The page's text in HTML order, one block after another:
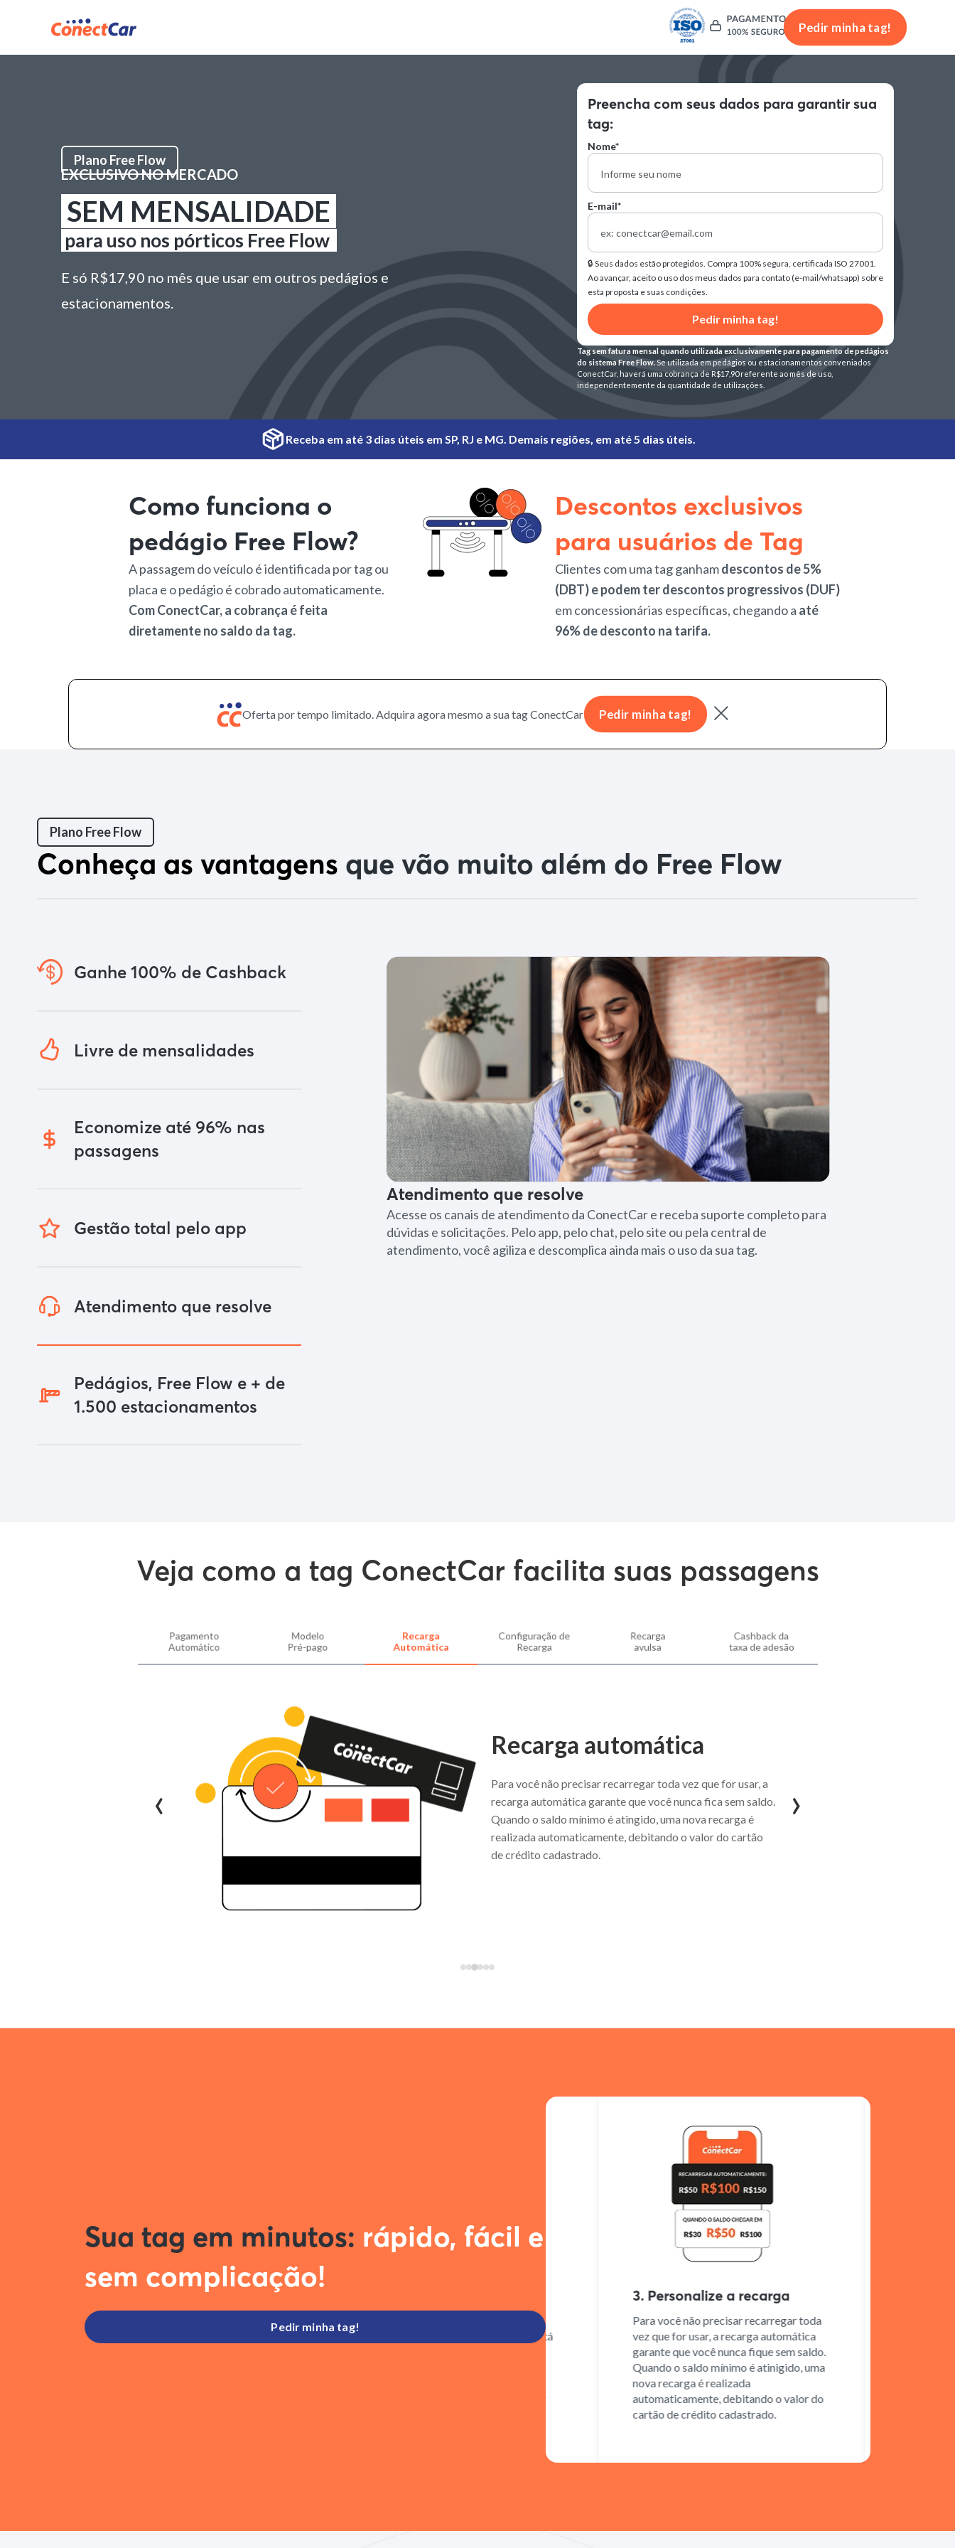
Pedir minha tag!
Plano Free Flow
EXCLUSIVO NO MERCADO
SEM MENSALIDADE
para uso nos pórticos Free Flow
E só R$17,90 no mês que usar em outros pedágios e
estacionamentos.
Preencha com seus dados para garantir sua
tag:
Nome*
E-mail*
🔒 Seus dados estão protegidos. Compra 100% segura, certificada ISO 27001.
Ao avançar, aceito o uso dos meus dados para contato (e-mail/whatsapp) sobre
esta proposta e suas condições.
Pedir minha tag!
Tag sem fatura mensal quando utilizada exclusivamente para pagamento de pedágios
do sistema Free Flow.Se utilizada em pedágios ou estacionamentos conveniados
ConectCar, haverá uma cobrança de R$17,90 referente ao mês de uso,
independentemente da quantidade de utilizações.
Receba em até 3 dias úteis em SP, RJ e MG. Demais regiões, em até 5 dias úteis.
Como funciona o
pedágio Free Flow?
A passagem do veículo é identificada por tag ou
placa e o pedágio é cobrado automaticamente.
Com ConectCar, a cobrança é feita
diretamente no saldo da tag.
Descontos exclusivos
para usuários de Tag
Clientes com uma tag ganhamdescontos de 5%
(DBT) e podem ter descontos progressivos (DUF)
em concessionárias específicas, chegando a até
96% de desconto na tarifa.
Oferta por tempo limitado. Adquira agora mesmo a sua tag ConectCar! Pedir minha tag!
Plano Free Flow
Conheça as vantagens que vão muito além do Free Flow
Ganhe 100% de Cashback
Livre de mensalidades
Economize até 96% nas
passagens
Gestão total pelo app
Atendimento que resolve
Pedágios, Free Flow e + de
1.500 estacionamentos
Atendimento que resolve
Acesse os canais de atendimento da ConectCar e receba suporte completo para
dúvidas e solicitações. Pelo app, pelo chat, pelo site ou pela central de
atendimento, você agiliza e descomplica ainda mais o uso da sua tag.
Veja como a tag ConectCar facilita suas passagens
Pagamento
Automático
Modelo
Pré-pago
Recarga
Automática
Configuração de
Recarga
Recarga
avulsa
Cashback da
taxa de adesão
Recarga automática
Para você não precisar recarregar toda vez que for usar, a
recarga automática garante que você nunca fica sem saldo.
Quando o saldo mínimo é atingido, uma nova recarga é
realizada automaticamente, debitando o valor do cartão
de crédito cadastrado.
‹ ›
Ao avançar, estou ciente que meus dados poderão ser utilizados para contato, via
e-mail e/ou whatsapp, relacionado a esta proposta e também aceito as condições
Sua tag em minutos: rápido, fácil e
sem complicação!
Pedir minha tag!
Faça o pedido online, cadastrando um
cartão de crédito para a realização das
Ao receber sua tag, acesse o App
ConectCar para confirmar que ela está
3. Personalize a recarga
Para você não precisar recarregar toda
vez que for usar, a recarga automática
garante que você nunca fique sem saldo.
Quando o saldo mínimo é atinigido, uma
nova recarga é realizada
automaticamente, debitando o valor do
cartão de crédito cadastrado.